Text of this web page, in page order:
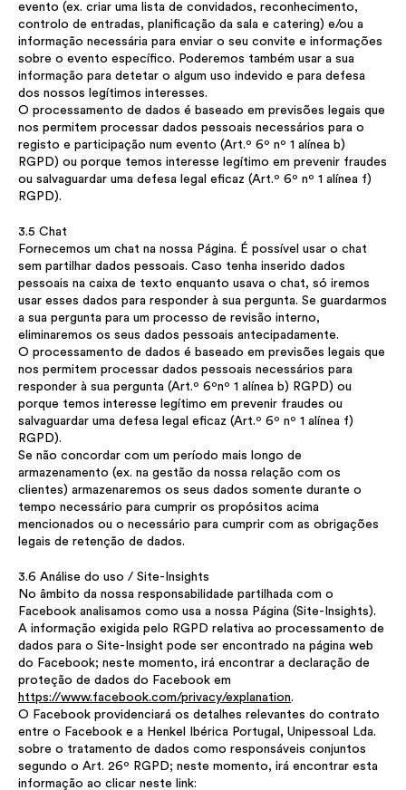
evento (ex. criar uma lista de convidados, reconhecimento,
controlo de entradas, planificação da sala e catering) e/ou a
informação necessária para enviar o seu convite e informações
sobre o evento específico. Poderemos também usar a sua
informação para detetar o algum uso indevido e para defesa
dos nossos legítimos interesses.
O processamento de dados é baseado em previsões legais que
nos permitem processar dados pessoais necessários para o
registo e participação num evento (Art.º 6º nº 1 alínea b)
RGPD) ou porque temos interesse legítimo em prevenir fraudes
ou salvaguardar uma defesa legal eficaz (Art.º 6º nº 1 alínea f)
RGPD).
3.5 Chat
Fornecemos um chat na nossa Página. É possível usar o chat
sem partilhar dados pessoais. Caso tenha inserido dados
pessoais na caixa de texto enquanto usava o chat, só iremos
usar esses dados para responder à sua pergunta. Se guardarmos
a sua pergunta para um processo de revisão interno,
eliminaremos os seus dados pessoais antecipadamente.
O processamento de dados é baseado em previsões legais que
nos permitem processar dados pessoais necessários para
responder à sua pergunta (Art.º 6ºnº 1 alínea b) RGPD) ou
porque temos interesse legítimo em prevenir fraudes ou
salvaguardar uma defesa legal eficaz (Art.º 6º nº 1 alínea f)
RGPD).
Se não concordar com um período mais longo de
armazenamento (ex. na gestão da nossa relação com os
clientes) armazenaremos os seus dados somente durante o
tempo necessário para cumprir os propósitos acima
mencionados ou o necessário para cumprir com as obrigações
legais de retenção de dados.
3.6 Análise do uso / Site-Insights
No âmbito da nossa responsabilidade partilhada com o
Facebook analisamos como usa a nossa Página (Site-Insights).
A informação exigida pelo RGPD relativa ao processamento de
dados para o Site-Insight pode ser encontrado na página web
do Facebook; neste momento, irá encontrar a declaração de
proteção de dados do Facebook em
https://www.facebook.com/privacy/explanation.
O Facebook providenciará os detalhes relevantes do contrato
entre o Facebook e a Henkel Ibérica Portugal, Unipessoal Lda.
sobre o tratamento de dados como responsáveis conjuntos
segundo o Art. 26º RGPD; neste momento, irá encontrar esta
informação ao clicar neste link: